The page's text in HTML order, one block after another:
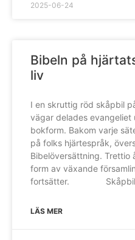
2025-06-24
Bibeln på
liv
I en skruttig röd skåpbil
vägar delades evangeliet
bokform. Bakom varje
på folks hjärtespråk,
Bibelöversättning. Trettio
form av växande
fortsätter.
LÄS MER